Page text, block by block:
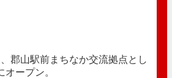
郡山駅前まちなか交流拠点とし
オープン。